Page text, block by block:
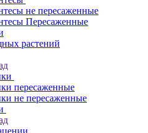
не пересаженные
Пересаженные
растений
пересаженные
не пересаженные